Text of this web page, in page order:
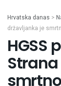
Hrvatska danas >
državljanka je
HGSS